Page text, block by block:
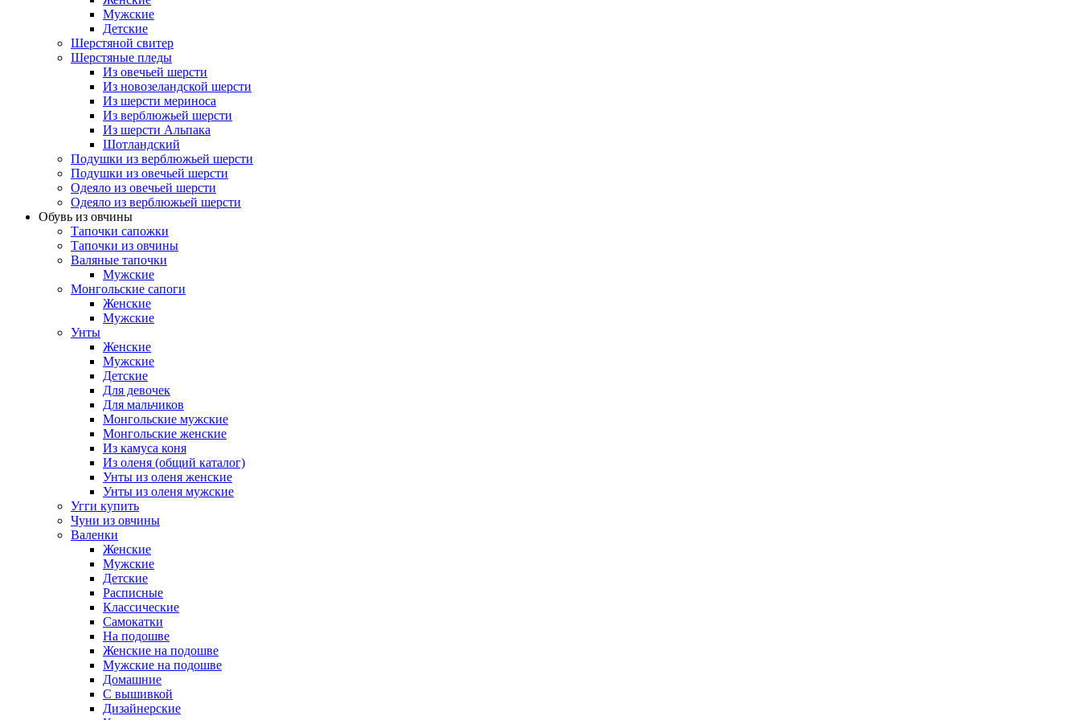
Мужские
Детские
Шерстяной свитер
Шерстяные пледы
Из овечьей шерсти
Из новозеландской шерсти
Из шерсти мериноса
Из верблюжьей шерсти
Из шерсти Альпака
Шотландский
Подушки из верблюжьей шерсти
Подушки из овечьей шерсти
Одеяло из овечьей шерсти
Одеяло из верблюжьей шерсти
Обувь из овчины
Тапочки сапожки
Тапочки из овчины
Валяные тапочки
Мужские
Монгольские сапоги
Женские
Мужские
Унты
Женские
Мужские
Детские
Для девочек
Для мальчиков
Монгольские мужские
Монгольские женские
Из камуса коня
Из оленя (общий каталог)
Унты из оленя женские
Унты из оленя мужские
Угги купить
Чуни из овчины
Валенки
Женские
Мужские
Детские
Расписные
Классические
Самокатки
На подошве
Женские на подошве
Мужские на подошве
Домашние
С вышивкой
Дизайнерские